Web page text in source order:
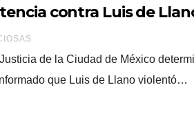
contra Luis de
de la Ciudad de México
que Luis de Llano violentó…